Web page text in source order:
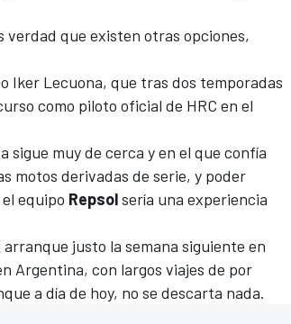
que existen otras opciones,
Iker Lecuona, que tras dos temporadas
como piloto oficial de HRC en el
sigue muy de cerca y en el que confía
motos derivadas de serie, y poder
equipo Repsolsería una experiencia
justo la semana siguiente en
Argentina, con largos viajes de por
a día de hoy, no se descarta nada.